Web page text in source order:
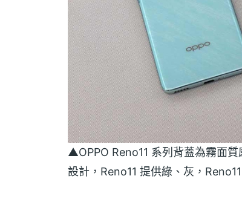
▲OPPO Reno11 系列背蓋為霧面
設計，Reno11 提供綠、灰，